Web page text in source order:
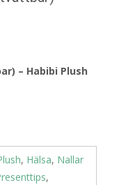
– Habibi Plush
, Hälsa, Nallar
,